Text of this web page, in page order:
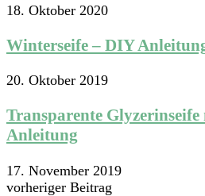
18. Oktober 2020
Winterseife – DIY
20. Oktober 2019
Transparente
Anleitung
17. November 2019
vorheriger Beitrag